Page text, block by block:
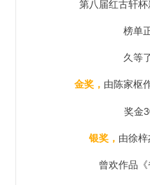
第八届红古轩
榜单
久等
金奖， 由陈家枢
奖金
银奖， 由徐梓
曾欢作品《